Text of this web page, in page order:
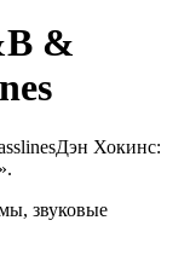
&
Дэн Хокинс:
звуковые